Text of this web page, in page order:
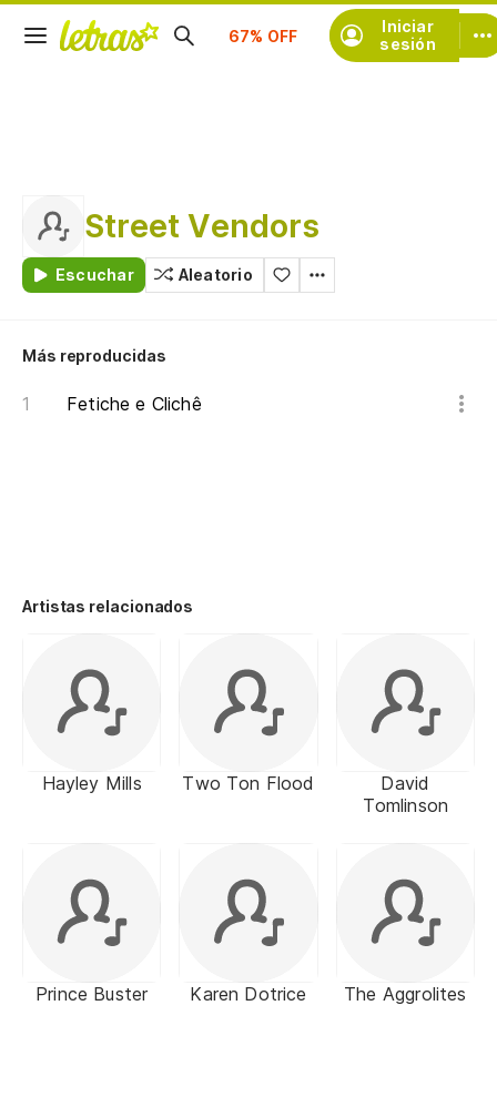
Iniciar
sesión
Suscríbete
Street Vendors
Escuchar Aleatorio
Más reproducidas
Fetiche e Clichê
Artistas relacionados
Hayley Mills Two Ton Flood
David
Tomlinson
Prince Buster Karen Dotrice The Aggrolites